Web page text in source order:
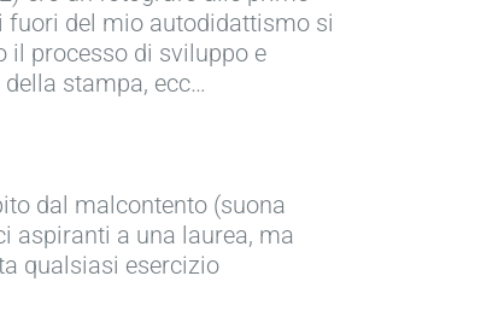
fuori del mio autodidattismo si
il processo di sviluppo e
stampa, ecc…
dal malcontento (suona
aspiranti a una laurea, ma
qualsiasi esercizio